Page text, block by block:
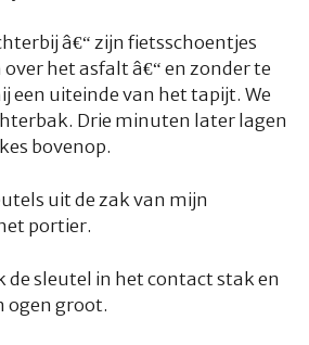
â€“ zijn fietsschoentjes
het asfalt â€“ en zonder te
een uiteinde van het tapijt. We
Drie minuten later lagen
bovenop.
uit de zak van mijn
portier.
de sleutel in het contact stak en
ogen groot.